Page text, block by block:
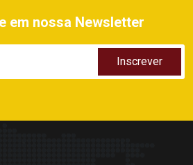
em nossa Newsletter